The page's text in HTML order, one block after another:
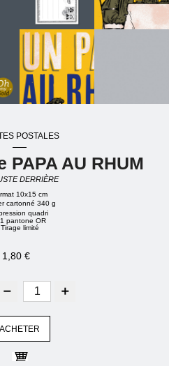
POSTALES
PAPA AU RHUM
DERRIÈRE
10x15 cm
cartonné 340 g
quadri
pantone OR
Tirage limité
1,80 €
ACHETER